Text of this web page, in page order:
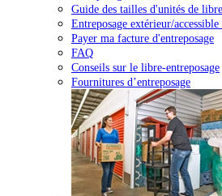
Guide des tailles d'unités de
Entreposage extérieur/
Payer ma facture d'entreposage
FAQ
Conseils sur le libre-entreposage
Fournitures d’entreposage